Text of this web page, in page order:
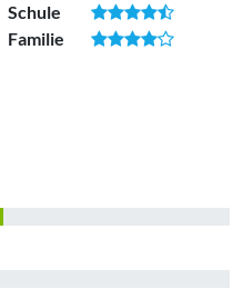
Schule
Familie